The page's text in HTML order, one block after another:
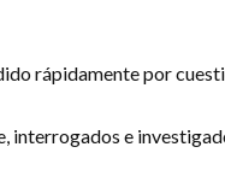
rápidamente por
e